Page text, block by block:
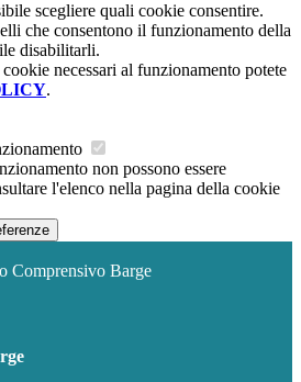
scegliere quali cookie consentire.
che consentono il funzionamento della
disabilitarli.
necessari al funzionamento potete
.
non possono essere
l'elenco nella pagina della cookie
Comprensivo Barge